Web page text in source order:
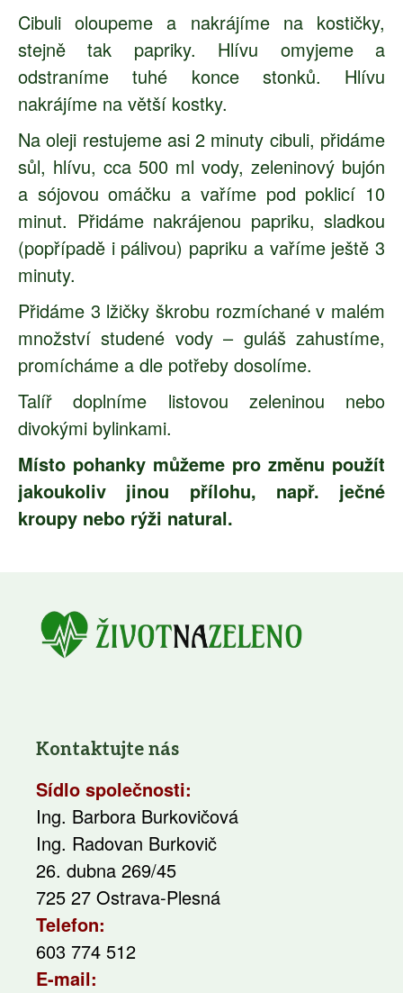
Cibuli oloupeme a nakrájíme na kostičky,
stejně tak papriky. Hlívu omyjeme a
odstraníme tuhé konce stonků. Hlívu
nakrájíme na větší kostky.
Na oleji restujeme asi 2 minuty cibuli, přidáme
sůl, hlívu, cca 500 ml vody, zeleninový bujón
a sójovou omáčku a vaříme pod poklicí 10
minut. Přidáme nakrájenou papriku, sladkou
(popřípadě i pálivou) papriku a vaříme ještě 3
minuty.
Přidáme 3 lžičky škrobu rozmíchané v malém
množství studené vody – guláš zahustíme,
promícháme a dle potřeby dosolíme.
Talíř doplníme listovou zeleninou nebo
divokými bylinkami.
Místo pohanky můžeme pro změnu použít
jakoukoliv jinou přílohu, např. ječné
kroupy nebo rýži natural.
Kontaktujte nás
Sídlo společnosti:
Ing. Barbora Burkovičová
Ing. Radovan Burkovič
26. dubna 269/45
725 27 Ostrava-Plesná
Telefon:
603 774 512
E-mail: